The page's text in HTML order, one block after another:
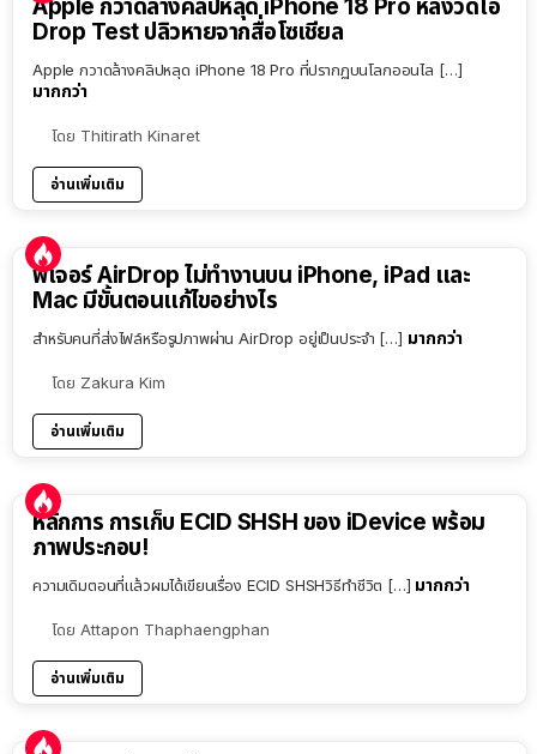
Apple กวาดล้างคลิปหลุด iPhone 18 Pro หลังวิดีโอ
Drop Test ปลิวหายจากสื่อโซเชียล
Apple กวาดล้างคลิปหลุด iPhone 18 Pro ที่ปรากฏบนโลกออนไล […]
มากกว่า
โดย Thitirath Kinaret
อ่านเพิ่มเติม
ฟีเจอร์ AirDrop ไม่ทำงานบน iPhone, iPad และ
Mac มีขั้นตอนแก้ไขอย่างไร
สำหรับคนที่ส่งไฟล์หรือรูปภาพผ่าน AirDrop อยู่เป็นประจำ […] มากกว่า
โดย Zakura Kim
อ่านเพิ่มเติม
หลักการ การเก็บ ECID SHSH ของ iDevice พร้อม
ภาพประกอบ!
ความเดิมตอนที่แล้วผมได้เขียนเรื่อง ECID SHSHวิธีทำชีวิต […] มากกว่า
โดย Attapon Thaphaengphan
อ่านเพิ่มเติม